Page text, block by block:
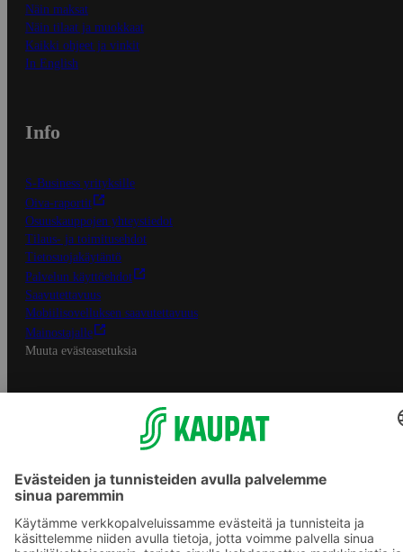
Näin maksat
Näin tilaat ja muokkaat
Kaikki ohjeet ja vinkit
In English
Info
S-Business yrityksille
Oiva-raportit
Osuuskauppojen yhteystiedot
Tilaus- ja toimitusehdot
Tietosuojakäytäntö
Palvelun käyttöehdot
Saavutettavuus
Mobiilisovelluksen saavutettavuus
Mainostajalle
Muuta evästeasetuksia
S-ryhmän palvelut
S-ryhmä
Asiakasomistajuus
S-ostoslista -sovellus